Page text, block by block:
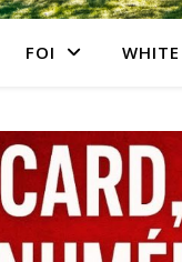
FOI